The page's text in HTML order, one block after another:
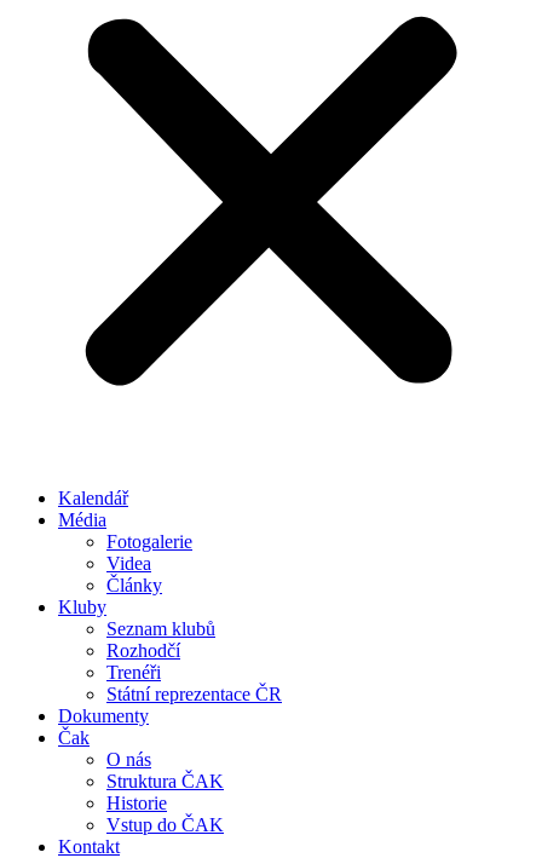
Kalendář
Média
Fotogalerie
Videa
Články
Kluby
Seznam klubů
Rozhodčí
Trenéři
Státní reprezentace ČR
Dokumenty
Čak
O nás
Struktura ČAK
Historie
Vstup do ČAK
Kontakt